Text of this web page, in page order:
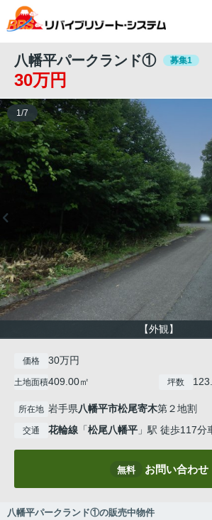
八幡平パークランド① 募集1
30万円
【外観】
1 /7
価格 30万円
土地面積409.00㎡ 坪数
所在地 岩手県八幡平市松尾寄木第２地割
交通 花輪線 「松尾八幡平 」駅 徒歩117分
無料 お問い合わせ
八幡平パークランド①の販売中物件